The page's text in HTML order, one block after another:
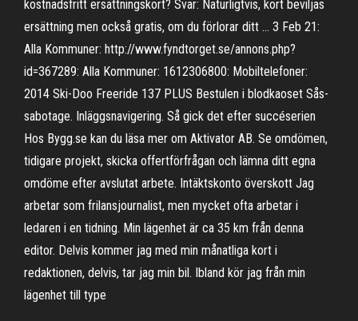
kostnadsfritt ersättningskort? Svar: Naturligtvis, kort beviljas
ersättning men också gratis, om du förlorar ditt … 3 Feb 21:
Alla Kommuner: http://www.fyndtorget.se/annons.php?
id=367289: Alla Kommuner: 1612306800: Mobiltelefoner:
2014 Ski-Doo Freeride 137 PLUS Bestulen i blodkaoset Sås-
sabotage. Inläggsnavigering. Så gick det efter succéserien
Hos Bygg.se kan du läsa mer om Aktivator AB. Se omdömen,
tidigare projekt, skicka offertförfrågan och lämna ditt egna
omdöme efter avslutat arbete. Intäktskonto överskott Jag
arbetar som frilansjournalist, men mycket ofta arbetar i
ledaren i en tidning. Min lägenhet är ca 35 km från denna
editor. Delvis kommer jag med min månatliga kort i
redaktionen, delvis, tar jag min bil. Ibland kör jag från min
lägenhet till type